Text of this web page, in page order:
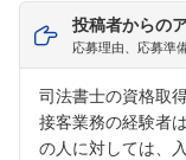
投稿者からの
応募理由、応募準
司法書士の資格取
接客業務の経験者
の人に対しては、